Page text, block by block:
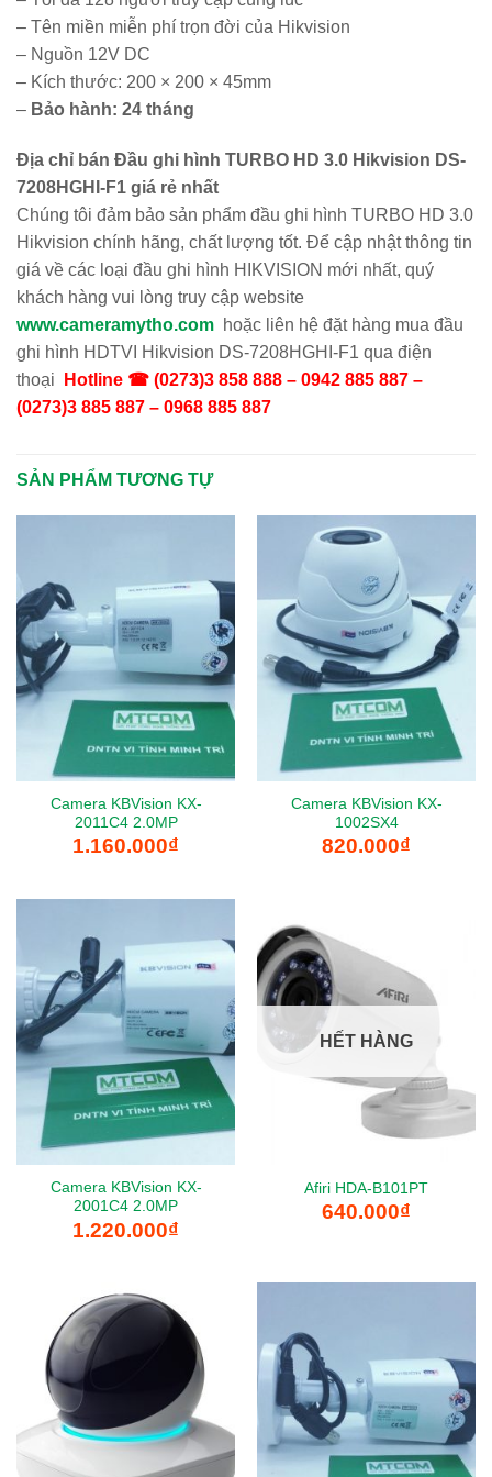
– Tên miền miễn phí trọn đời của Hikvision
– Nguồn 12V DC
– Kích thước: 200 × 200 × 45mm
– Bảo hành: 24 tháng
Địa chỉ bán Đầu ghi hình TURBO HD 3.0 Hikvision DS-
7208HGHI-F1 giá rẻ nhất
Chúng tôi đảm bảo sản phẩm đầu ghi hình TURBO HD 3.0
Hikvision chính hãng, chất lượng tốt. Để cập nhật thông tin
giá về các loại đầu ghi hình HIKVISION mới nhất, quý
khách hàng vui lòng truy cập website
www.cameramytho.com hoặc liên hệ đặt hàng mua đầu
ghi hình HDTVI Hikvision DS-7208HGHI-F1 qua điện
thoại
Hotline ☎ (0273)3 858 888 – 0942 885 887 –
(0273)3 885 887 – 0968 885 887
SẢN PHẨM TƯƠNG TỰ
Camera KBVision KX-
2011C4 2.0MP
1.160.000₫
Camera KBVision KX-
1002SX4
820.000₫
Camera KBVision KX-
2001C4 2.0MP
1.220.000₫
HẾT HÀNG
Afiri HDA-B101PT
640.000₫